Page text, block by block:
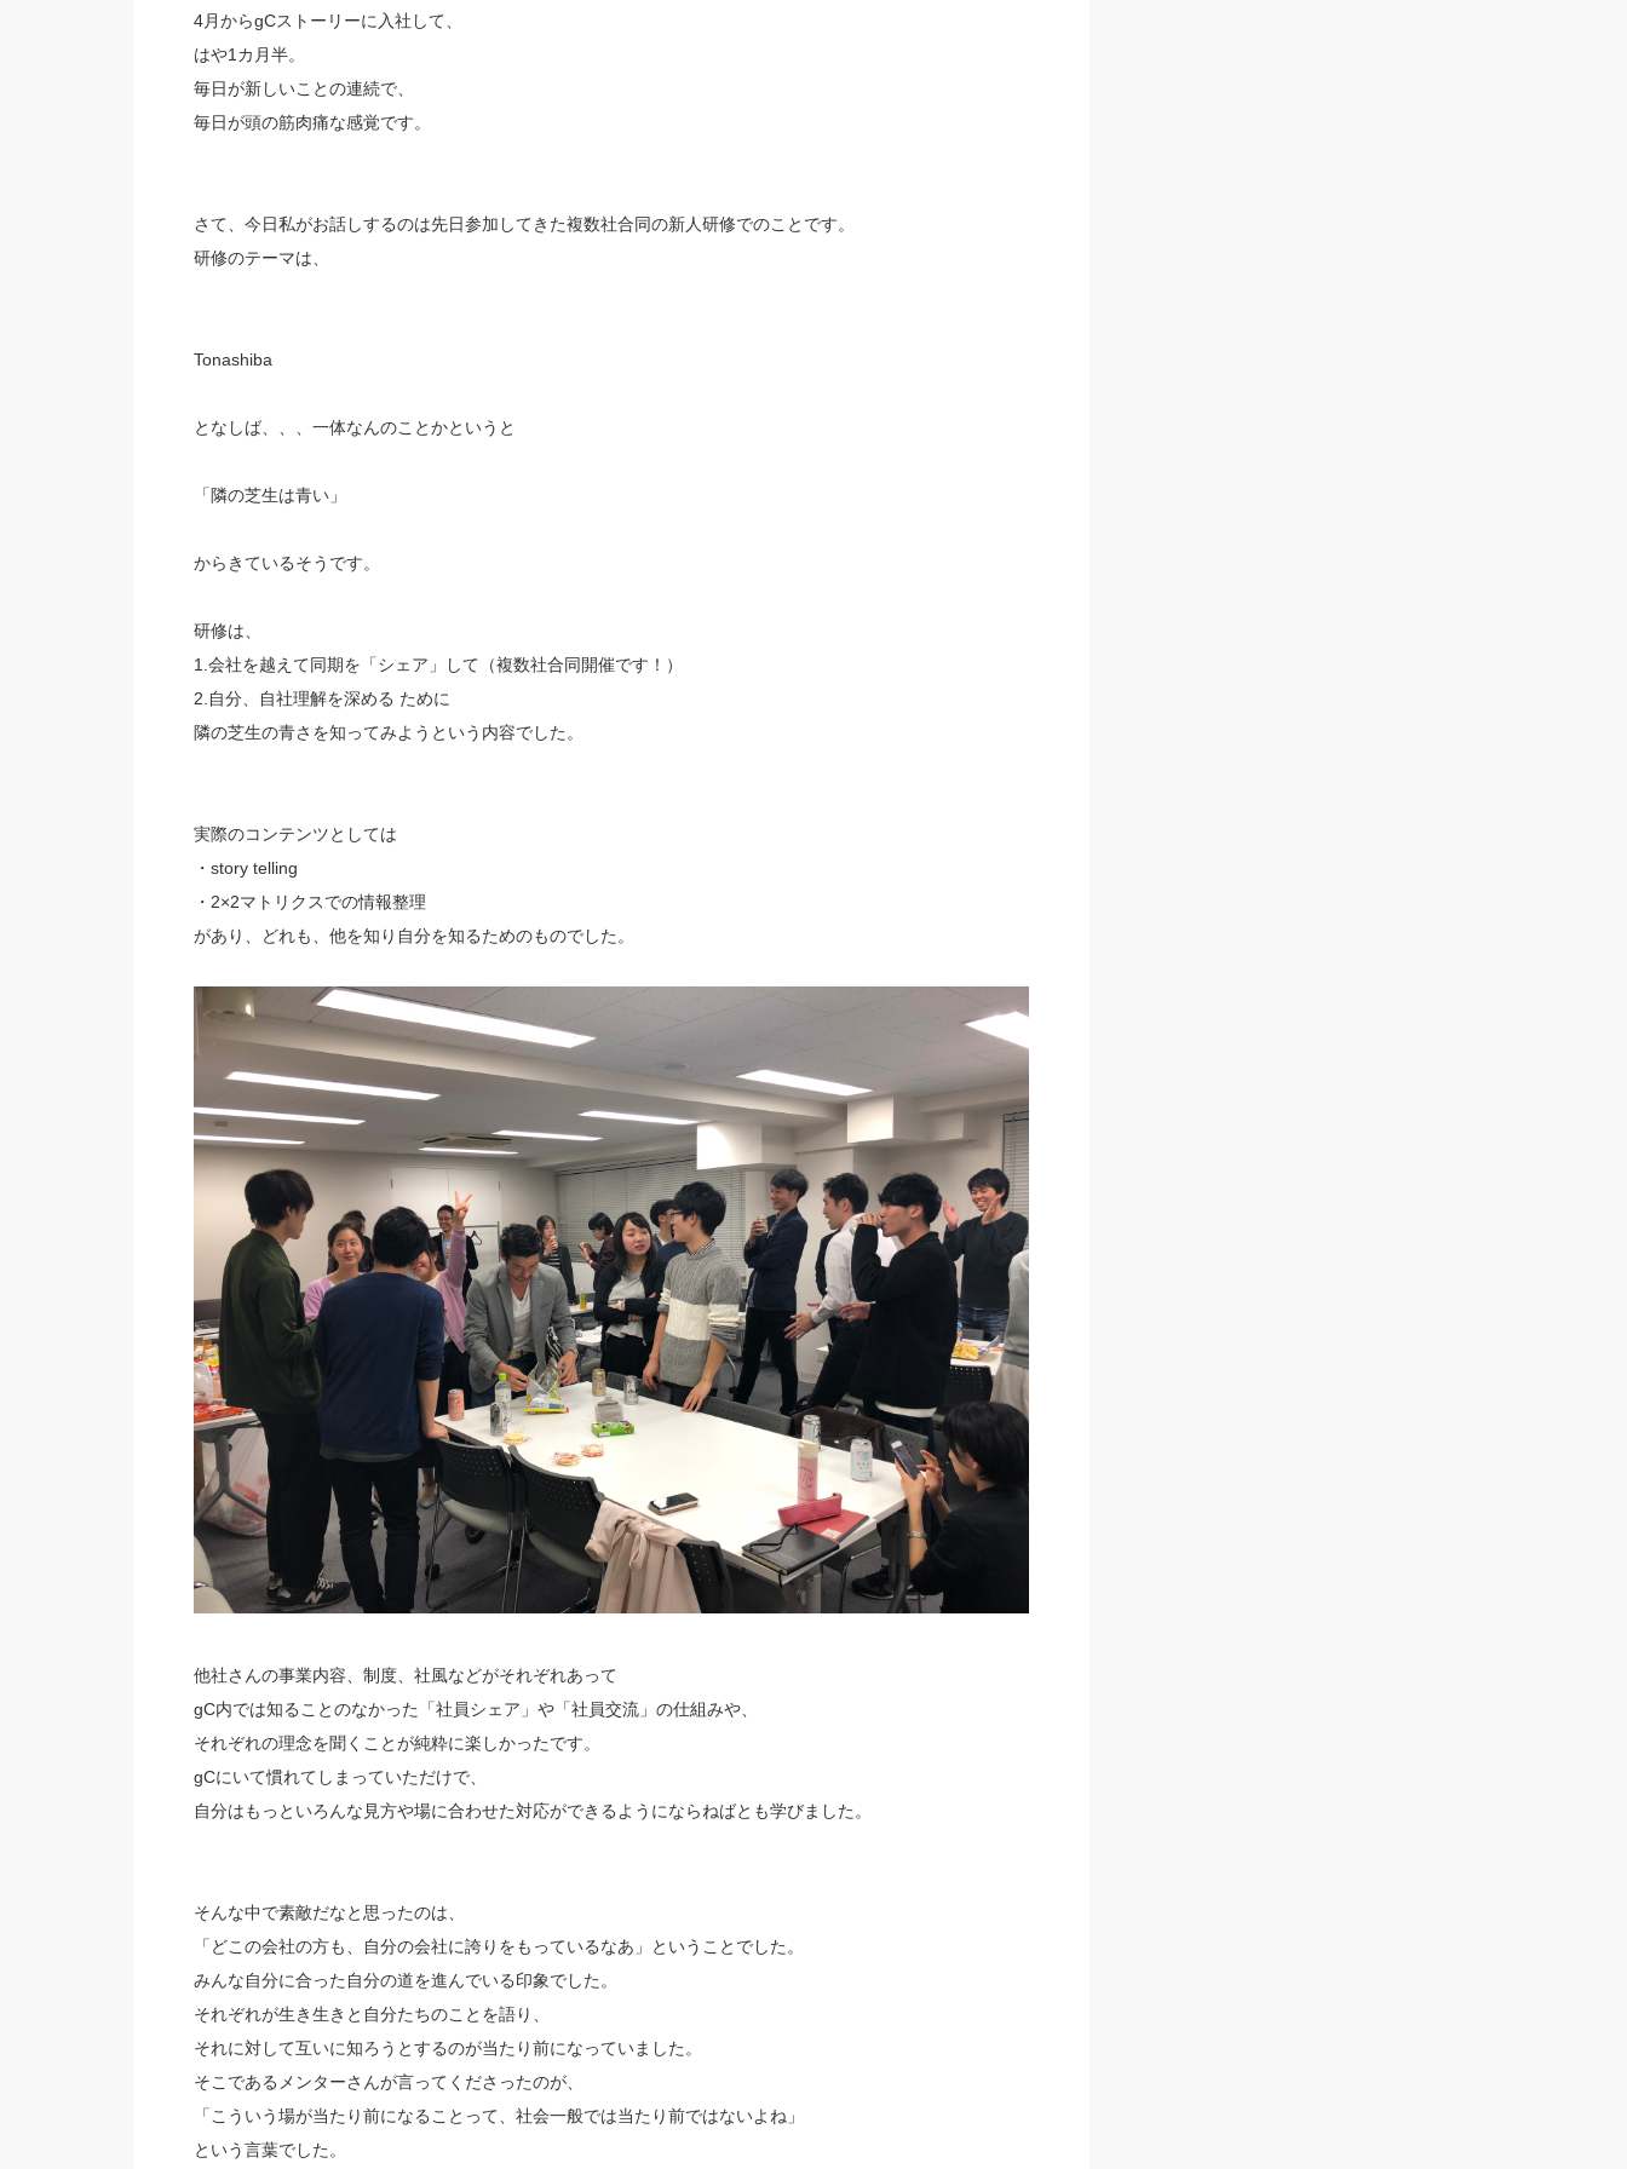
4月からgCストーリーに入社して、
はや1カ月半。
毎日が新しいことの連続で、
毎日が頭の筋肉痛な感覚です。
さて、今日私がお話しするのは先日参加してきた複数社合同の新人研修でのことです。
研修のテーマは、
Tonashiba
となしば、、、一体なんのことかというと
「隣の芝生は青い」
からきているそうです。
研修は、
1.会社を越えて同期を「シェア」して（複数社合同開催です！）
2.自分、自社理解を深める ために
隣の芝生の青さを知ってみようという内容でした。
実際のコンテンツとしては
・story telling
・2×2マトリクスでの情報整理
があり、どれも、他を知り自分を知るためのものでした。
他社さんの事業内容、制度、社風などがそれぞれあって
gC内では知ることのなかった「社員シェア」や「社員交流」の仕組みや、
それぞれの理念を聞くことが純粋に楽しかったです。
gCにいて慣れてしまっていただけで、
自分はもっといろんな見方や場に合わせた対応ができるようにならねばとも学びました。
そんな中で素敵だなと思ったのは、
「どこの会社の方も、自分の会社に誇りをもっているなあ」ということでした。
みんな自分に合った自分の道を進んでいる印象でした。
それぞれが生き生きと自分たちのことを語り、
それに対して互いに知ろうとするのが当たり前になっていました。
そこであるメンターさんが言ってくださったのが、
「こういう場が当たり前になることって、社会一般では当たり前ではないよね」
という言葉でした。